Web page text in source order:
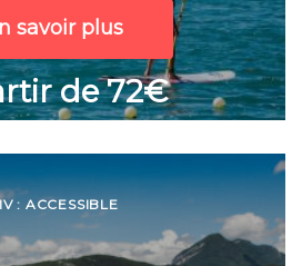
savoir plus
de 72€
: ACCESSIBLE